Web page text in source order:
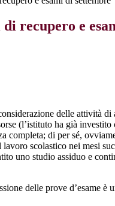
di recupero e
delle attività di
(l’istituto ha già
di per sé,
scolastico nei mesi
uno studio assiduo e
delle prove d’esame è